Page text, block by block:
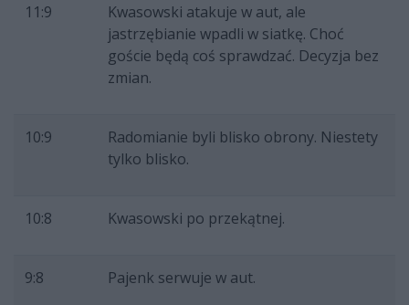
11:9
Kwasowski atakuje w aut, ale
jastrzębianie wpadli w siatkę. Choć
goście będą coś sprawdzać. Decyzja bez
zmian.
10:9
Radomianie byli blisko obrony. Niestety
tylko blisko.
10:8 Kwasowski po przekątnej.
9:8 Pajenk serwuje w aut.